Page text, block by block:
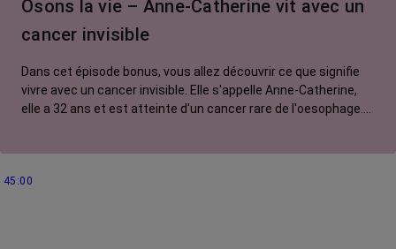
Osons la vie – Anne-Catherine vit avec un
cancer invisible
Dans cet épisode bonus, vous allez découvrir ce que signifie
vivre avec un cancer invisible. Elle s'appelle Anne-Catherine,
elle a 32 ans et est atteinte d'un cancer rare de l'oesophage.
son cancer ne se voit pas. Pourtant, il génère nombre d'effets
45:00